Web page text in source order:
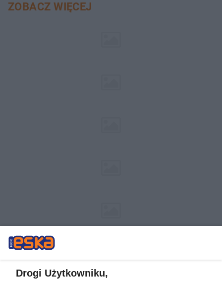
ZOBACZ WIĘCEJ
Drogi Użytkowniku,